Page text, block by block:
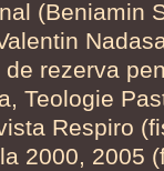
(Beniamin
rezerva
Teologie
Respiro
2000, 2005